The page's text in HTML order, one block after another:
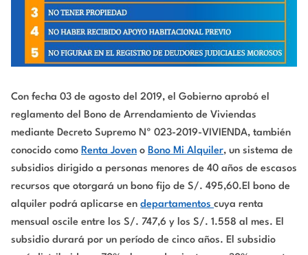
Con fecha 03 de agosto del 2019, el Gobierno aprobó el
reglamento del Bono de Arrendamiento de Viviendas
mediante Decreto Supremo Nº 023-2019-VIVIENDA, también
conocido como Renta Joven o Bono Mi Alquiler, un sistema de
subsidios dirigido a personas menores de 40 años de escasos
recursos que otorgará un bono fijo de S/. 495,60.El bono de
alquiler podrá aplicarse en departamentos cuya renta
mensual oscile entre los S/. 747,6 y los S/. 1.558 al mes. El
subsidio durará por un período de cinco años. El subsidio